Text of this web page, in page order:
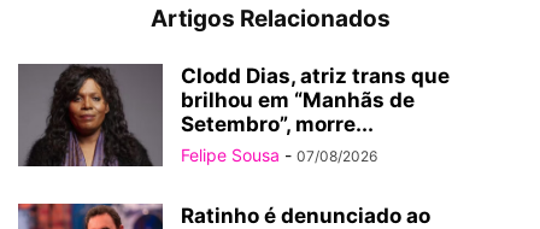
Artigos Relacionados
Clodd Dias, atriz trans que
brilhou em “Manhãs de
Setembro”, morre...
Felipe Sousa - 07/08/2026
Ratinho é denunciado ao